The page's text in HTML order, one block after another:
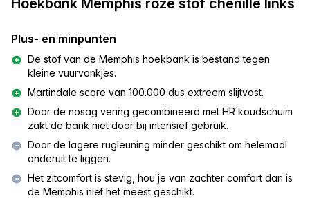
Plus- en minpunten
De stof van de Memphis hoekbank is bestand tegen
kleine vuurvonkjes.
Martindale score van 100.000 dus extreem slijtvast.
Door de nosag vering gecombineerd met HR koudschuim
zakt de bank niet door bij intensief gebruik.
Door de lagere rugleuning minder geschikt om helemaal
onderuit te liggen.
Het zitcomfort is stevig, hou je van zachter comfort dan is
de Memphis niet het meest geschikt.